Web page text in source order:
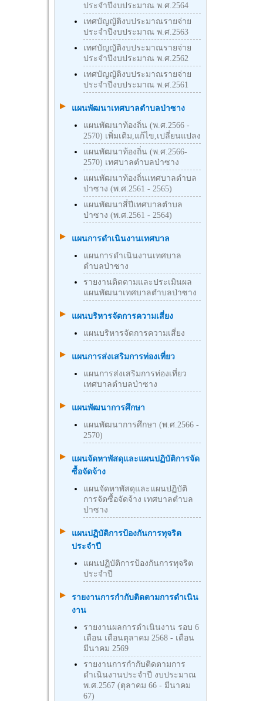
ประจำปีงบประมาณ พ.ศ.2564
เทศบัญญัติงบประมาณรายจ่าย
ประจำปีงบประมาณ พ.ศ.2563
เทศบัญญัติงบประมาณรายจ่าย
ประจำปีงบประมาณ พ.ศ.2562
เทศบัญญัติงบประมาณรายจ่าย
ประจำปีงบประมาณ พ.ศ.2561
แผนพัฒนาเทศบาลตำบลป่าซาง
แผนพัฒนาท้องถิ่น (พ.ศ.2566 -
2570) เพิ่มเติม,แก้ไข,เปลี่ยนแปลง
แผนพัฒนาท้องถิ่น (พ.ศ.2566-
2570) เทศบาลตำบลป่าซาง
แผนพัฒนาท้องถิ่นเทศบาลตำบล
ป่าซาง (พ.ศ.2561 - 2565)
แผนพัฒนาสี่ปีเทศบาลตำบล
ป่าซาง (พ.ศ.2561 - 2564)
แผนการดำเนินงานเทศบาล
แผนการดำเนินงานเทศบาล
ตำบลป่าซาง
รายงานติดตามและประเมินผล
แผนพัฒนาเทศบาลตำบลป่าซาง
แผนบริหารจัดการความเสี่ยง
แผนบริหารจัดการความเสี่ยง
แผนการส่งเสริมการท่องเที่ยว
แผนการส่งเสริมการท่องเที่ยว
เทศบาลตำบลป่าซาง
แผนพัฒนาการศึกษา
แผนพัฒนาการศึกษา (พ.ศ.2566 -
2570)
แผนจัดหาพัสดุและแผนปฏิบัติการจัด
ซื้อจัดจ้าง
แผนจัดหาพัสดุและแผนปฏิบัติ
การจัดซื้อจัดจ้าง เทศบาลตำบล
ป่าซาง
แผนปฏิบัติการป้องกันการทุจริต
ประจำปี
แผนปฏิบัติการป้องกันการทุจริต
ประจำปี
รายงานการกำกับติดตามการดำเนิน
งาน
รายงานผลการดำเนินงาน รอบ 6
เดือน เดือนตุลาคม 2568 - เดือน
มีนาคม 2569
รายงานการกำกับติดตามการ
ดำเนินงานประจำปี งบประมาณ
พ.ศ.2567 (ตุลาคม 66 - มีนาคม
67)